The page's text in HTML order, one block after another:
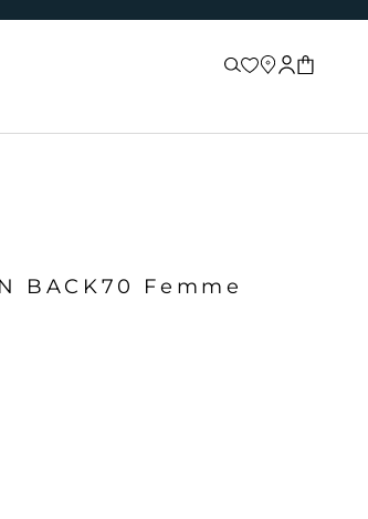
RechercheStore locator
Connexion
Panier
BACK70 Femme